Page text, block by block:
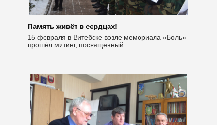
Память живёт в сердцах!
15 февраля в Витебске возле мемориала «Боль»
прошёл митинг, посвященный